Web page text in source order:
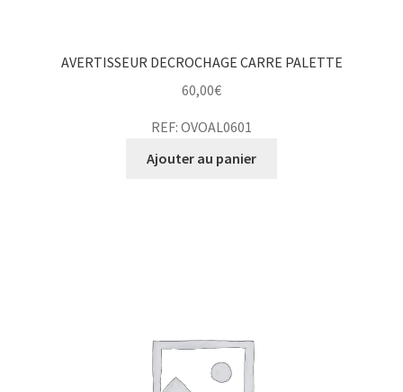
AVERTISSEUR DECROCHAGE CARRE PALETTE
60,00€
REF: OVOAL0601
Ajouter au panier